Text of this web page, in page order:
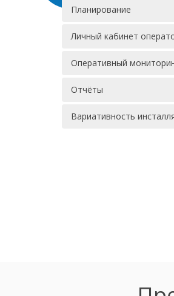
Планирование
Личный кабинет
Оперативный
Отчёты
Вариативность